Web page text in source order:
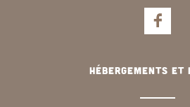
Hébergements